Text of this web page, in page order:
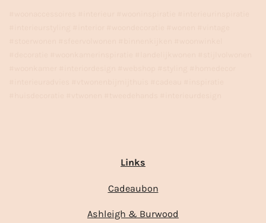
Links
Cadeaubon
Ashleigh & Burwood